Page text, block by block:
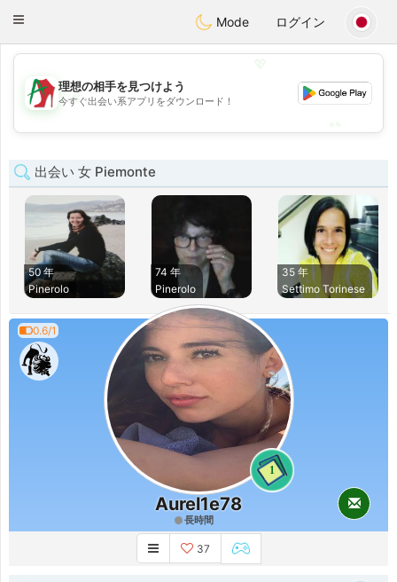
AmamiOra
Toggle
Mode ログイン
💖
💕
理想の相手を見つけよう
今すぐ出会い系アプリをダウンロード！
出会い 女 Piemonte
50 年
Pinerolo
74 年
Pinerolo
35 年
Settimo Torinese
0.6/1
1
Aurel1e78
長時間
37